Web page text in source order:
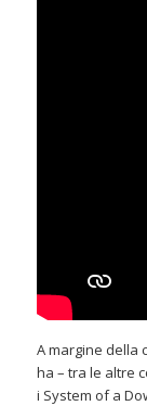
A margine della
ha – tra le altre
i System of a